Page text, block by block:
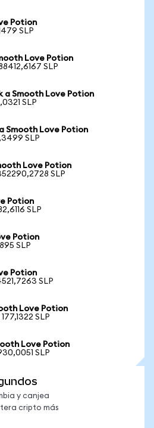
Potion
SLP
Love Potion
SLP
Smooth Love Potion
SLP
Smooth Love Potion
SLP
Love Potion
SLP
Potion
SLP
Potion
SLP
Potion
SLP
Love Potion
SLP
Love Potion
SLP
y canjea
cripto más